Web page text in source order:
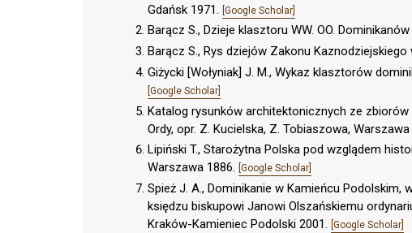
Gdańsk 1971. [Google Scholar]
Barącz S., Dzieje klasztoru WW. OO.
Barącz S., Rys dziejów Zakonu Kaznodziejskiego
Giżycki [Wołyniak] J. M., Wykaz klasztorów
[Google Scholar]
Katalog rysunków architektonicznych ze
Ordy, opr. Z. Kucielska, Z. Tobiaszowa, Warszawa
Lipiński T., Starożytna Polska pod wzglądem
Warszawa 1886. [Google Scholar]
Spież J. A., Dominikanie w Kamieńcu
księdzu biskupowi Janowi Olszańskiemu
Kraków-Kamieniec Podolski 2001. [Google Scholar]